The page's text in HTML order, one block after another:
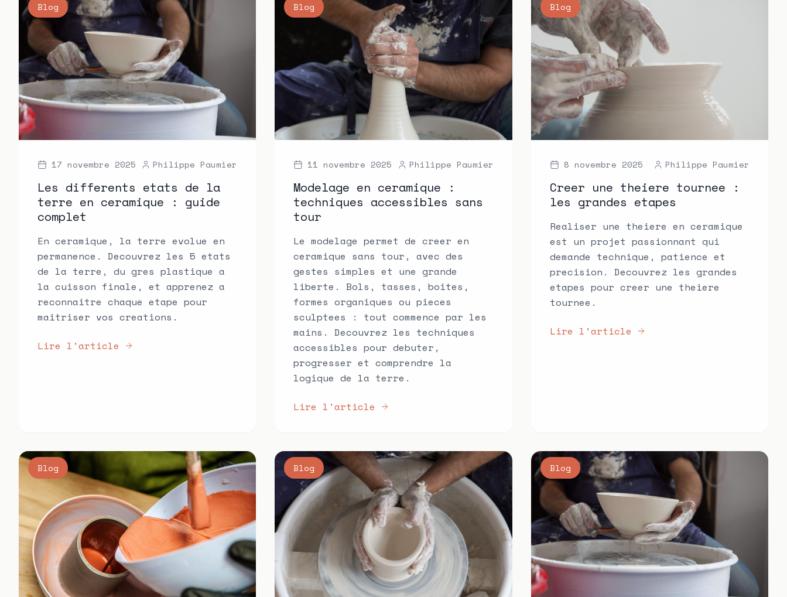
Blog
17 novembre 2025 Philippe Paumier
Les differents etats de la
terre en ceramique : guide
complet
En ceramique, la terre evolue en
permanence. Decouvrez les 5 etats
de la terre, du gres plastique a
la cuisson finale, et apprenez a
reconnaitre chaque etape pour
maitriser vos creations.
Lire l'article
Blog
11 novembre 2025 Philippe Paumier
Modelage en ceramique :
techniques accessibles sans
tour
Le modelage permet de creer en
ceramique sans tour, avec des
gestes simples et une grande
liberte. Bols, tasses, boites,
formes organiques ou pieces
sculptees : tout commence par les
mains. Decouvrez les techniques
accessibles pour debuter,
progresser et comprendre la
logique de la terre.
Lire l'article
Blog
8 novembre 2025 Philippe Paumier
Creer une theiere tournee :
les grandes etapes
Realiser une theiere en ceramique
est un projet passionnant qui
demande technique, patience et
precision. Decouvrez les grandes
etapes pour creer une theiere
tournee.
Lire l'article
Blog Blog Blog